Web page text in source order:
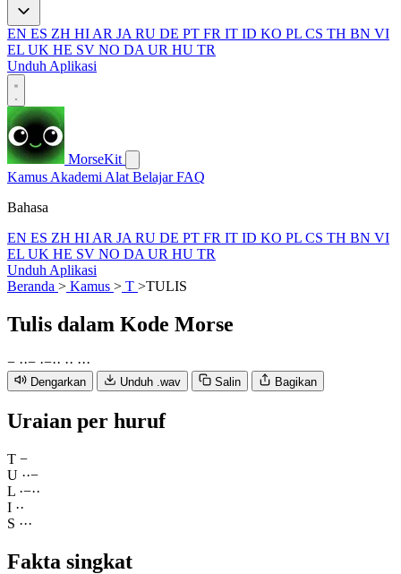
EN ES ZH HI AR JA RU DE PT FR IT ID KO PL CS TH BN VI
EL UK HE SV NO DA UR HU TR
Unduh Aplikasi
MorseKit
Kamus Akademi Alat BelajarFAQ
Bahasa
EN ES ZH HI AR JA RU DE PT FR IT ID KO PL CS TH BN VI
EL UK HE SV NO DA UR HU TR
Unduh Aplikasi
Beranda > Kamus > T >TULIS
Tulis dalam Kode Morse
− ··− ·−·· ·· ···
Dengarkan Unduh .wav Salin Bagikan
Uraian per huruf
T −
U ··−
L ·−··
I ··
S ···
Fakta singkat